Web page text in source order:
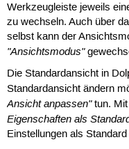
Werkzeugleiste jeweils
zu wechseln. Auch über
selbst kann der
"Ansichtsmodus"
Die Standardansicht in
Standardansicht ändern
Ansicht anpassen"tun. Mit
Eigenschaften als
Einstellungen als